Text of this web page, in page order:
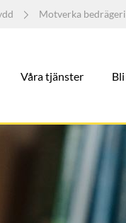
Motverka
Våra tjänster